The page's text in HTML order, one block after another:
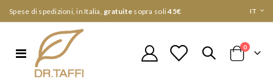
Spese di spedizioni, in Italia, gratuite sopra soli45€ Lingua
IT
Toggle
Nav
Cart
0elementi